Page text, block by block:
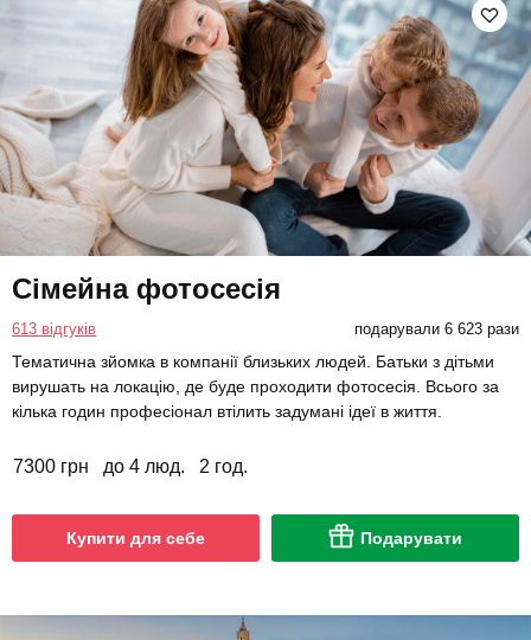
Сімейна фотосесія
613 відгуків подарували 6 623 рази
Тематична зйомка в компанії близьких людей. Батьки з дітьми
вирушать на локацію, де буде проходити фотосесія. Всього за
кілька годин професіонал втілить задумані ідеї в життя.
7300 грн до 4 люд. 2 год.
Купити для себе Подарувати